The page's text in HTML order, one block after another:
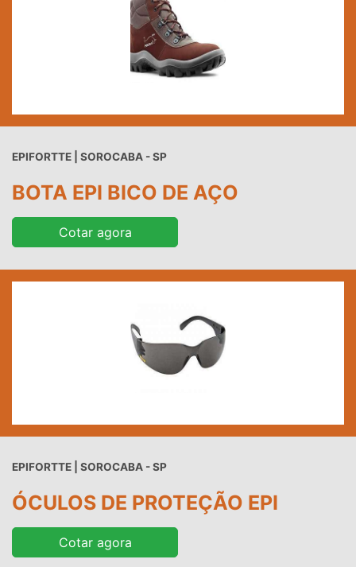
EPIFORTTE | SOROCABA - SP
BOTA EPI BICO DE AÇO
Cotar agora
EPIFORTTE | SOROCABA - SP
ÓCULOS DE PROTEÇÃO EPI
Cotar agora